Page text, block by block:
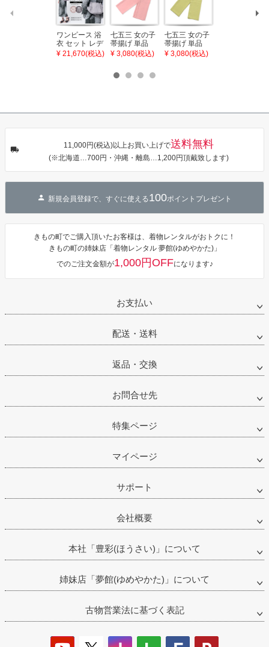
ワンピース 浴
衣 セット レデ
ィース 吸水速
タン・夜の葉
チューリッ
カシュクール
ワンピース 簡
単着付け 大人
¥ 21,670(税込)
七五三 女の子
帯揚げ 単品
「灰桃色」日
びあげ 和装 着
【メール便不
¥ 3,080(税込)
七五三 女の子
帯揚げ 単品
「若葉色」日
【メール便不
¥ 3,080(税込)
【メール便不
11,000円(税込)以上お買い上げで送料無料
(※北海道…700円・沖縄・離島…1,200円頂戴致します)
新規会員登録で、すぐに使える100ポイントプレゼント
きもの町でご購入頂いたお客様は、着物レンタルがおトクに！
きもの町の姉妹店「着物レンタル 夢館(ゆめやかた)」
でのご注文金額が1,000円OFFになります♪
お支払い
配送・送料
返品・交換
お問合せ先
特集ページ
マイページ
サポート
会社概要
本社「豊彩(ほうさい)」について
姉妹店「夢館(ゆめやかた)」について
古物営業法に基づく表記